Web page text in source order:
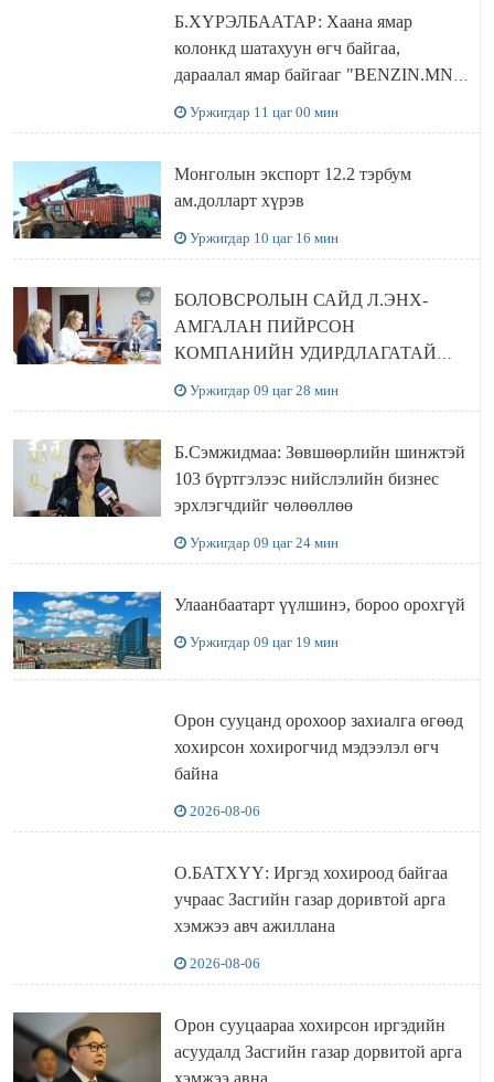
Б.ХҮРЭЛБААТАР: Хаана ямар
колонкд шатахуун өгч байгаа,
дараалал ямар байгааг "BENZIN.MN”
Уржигдар 11 цаг 00 мин
Монголын экспорт 12.2 тэрбум
ам.долларт хүрэв
Уржигдар 10 цаг 16 мин
БОЛОВСРОЛЫН САЙД Л.ЭНХ-
АМГАЛАН ПИЙРСОН
КОМПАНИЙН УДИРДЛАГАТАЙ
Уржигдар 09 цаг 28 мин
Б.Сэмжидмаа: Зөвшөөрлийн шинжтэй
103 бүртгэлээс нийслэлийн бизнес
эрхлэгчдийг чөлөөллөө
Уржигдар 09 цаг 24 мин
Улаанбаатарт үүлшинэ, бороо орохгүй
Уржигдар 09 цаг 19 мин
Орон сууцанд орохоор захиалга өгөөд
хохирсон хохирогчид мэдээлэл өгч
байна
2026-08-06
О.БАТХҮҮ: Иргэд хохироод байгаа
учраас Засгийн газар доривтой арга
хэмжээ авч ажиллана
2026-08-06
Орон сууцаараа хохирсон иргэдийн
асуудалд Засгийн газар дорвитой арга